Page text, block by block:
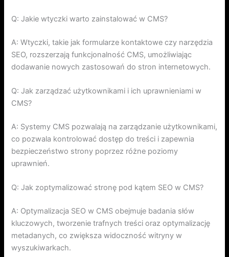
Q: Jakie wtyczki warto zainstalować w CMS?
A: Wtyczki, takie jak formularze kontaktowe czy narzędzia
SEO, rozszerzają funkcjonalność CMS, umożliwiając
dodawanie nowych zastosowań do stron internetowych.
Q: Jak zarządzać użytkownikami i ich uprawnieniami w
CMS?
A: Systemy CMS pozwalają na zarządzanie użytkownikami,
co pozwala kontrolować dostęp do treści i zapewnia
bezpieczeństwo strony poprzez różne poziomy
uprawnień.
Q: Jak zoptymalizować stronę pod kątem SEO w CMS?
A: Optymalizacja SEO w CMS obejmuje badania słów
kluczowych, tworzenie trafnych treści oraz optymalizację
metadanych, co zwiększa widoczność witryny w
wyszukiwarkach.